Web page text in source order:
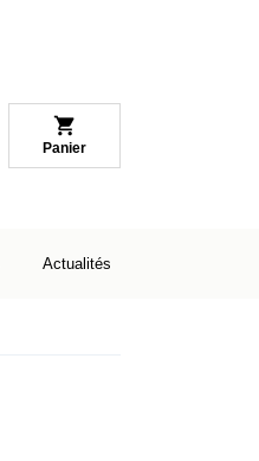
shopping_cart
Panier
Actualités